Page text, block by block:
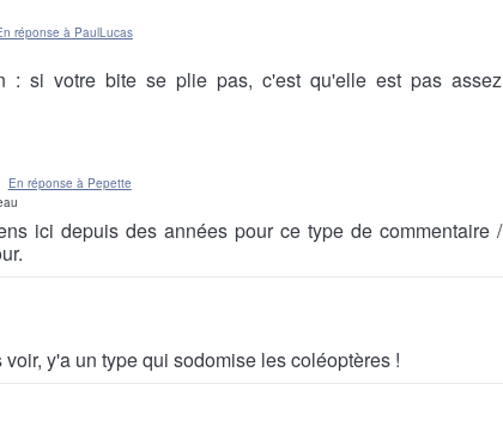
réponse à PaulLucas
: si votre bite se plie pas, c'est qu'elle est pas assez
En réponse à Pepette
ici depuis des années pour ce type de commentaire /
y'a un type qui sodomise les coléoptères !